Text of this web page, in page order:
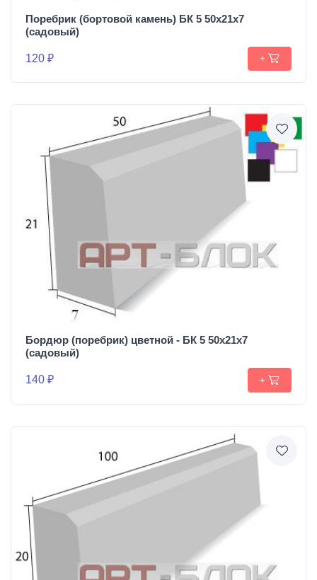
Поребрик (бортовой камень) БК 5 50х21х7
(садовый)
120 ₽ +
Бордюр (поребрик) цветной - БК 5 50х21х7
(садовый)
140 ₽ +